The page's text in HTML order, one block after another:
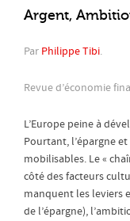
Argent,
Par Philippe Tibi.
Revue d’économie
L’Europe peine à
Pourtant, l’épargne
mobilisables. Le «
côté des facteurs
manquent les leviers
de l’épargne),